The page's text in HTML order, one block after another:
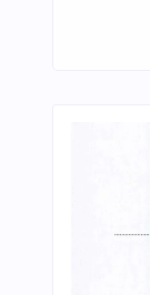
تنظيم السنة الدراسية